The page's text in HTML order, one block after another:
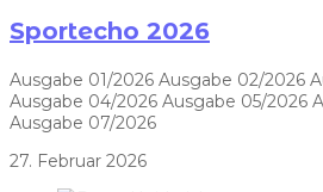
Sportecho 2026
Ausgabe 01/2026 Ausgabe 02/2026
Ausgabe 04/2026 Ausgabe 05/2026
Ausgabe 07/2026
27. Februar 2026